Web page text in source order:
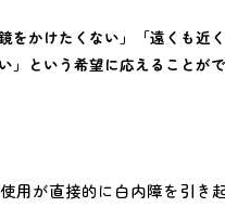
をかけたくない」「遠くも近
」という希望に応えることがで
用が直接的に白内障を引き